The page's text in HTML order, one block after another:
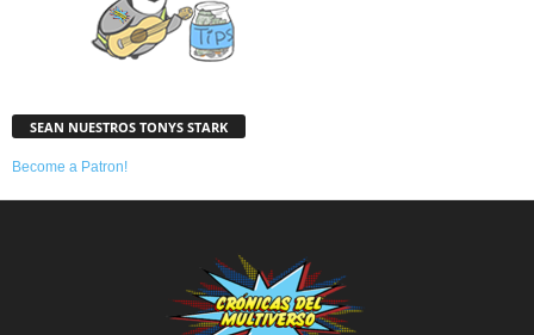
SEAN NUESTROS TONYS STARK
Become a Patron!